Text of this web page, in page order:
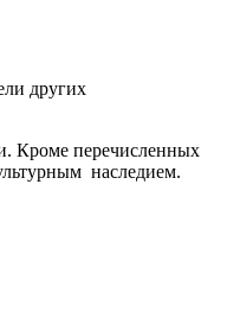
других
Кроме перечисленных
наследием.